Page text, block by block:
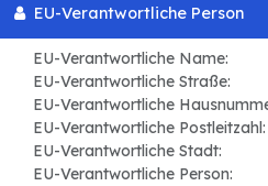
EU-Verantwortliche Person
EU-Verantwortliche Name:
EU-Verantwortliche Straße:
EU-Verantwortliche
EU-Verantwortliche Postleitzahl:
EU-Verantwortliche Stadt:
EU-Verantwortliche Person: